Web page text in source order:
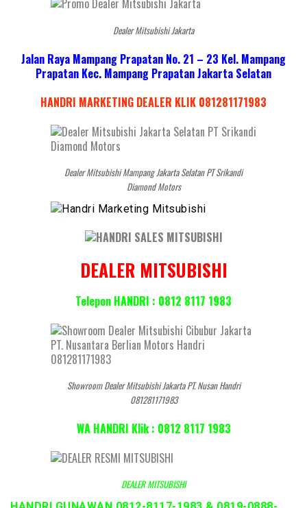
Dealer Mitsubishi Jakarta
Jalan Raya Mampang Prapatan No. 21 – 23 Kel. Mampang
Prapatan Kec. Mampang Prapatan Jakarta Selatan
HANDRI MARKETING DEALER KLIK 081281171983
Dealer Mitsubishi Mampang Jakarta Selatan PT Srikandi
Diamond Motors
DEALER MITSUBISHI
Telepon HANDRI : 0812 8117 1983
Showroom Dealer Mitsubishi Jakarta PT. Nusan Handri
081281171983
WA HANDRI Klik : 0812 8117 1983
DEALER MITSUBISHI